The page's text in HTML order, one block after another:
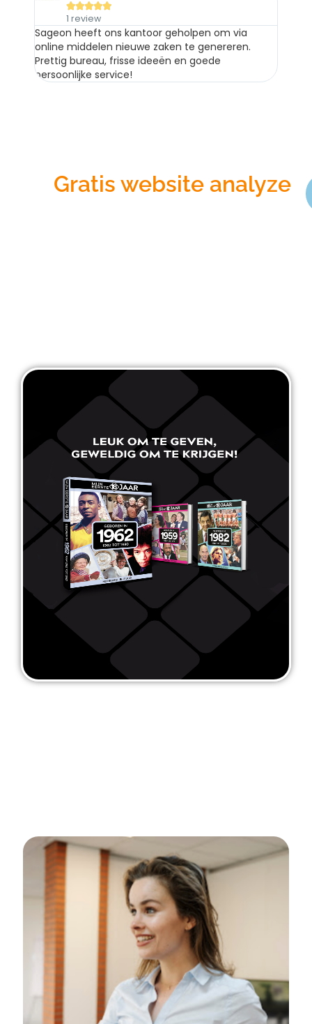

1 review
Sageon heeft ons kantoor geholpen om via
online middelen nieuwe zaken te genereren.
Prettig bureau, frisse ideeën en goede
persoonlijke service!
Gratis website analyze